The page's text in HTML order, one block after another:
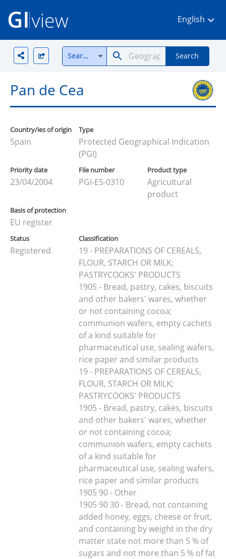
English
Search all Search
Pan de Cea
Country/ies of origin
Spain
Type
Protected Geographical Indication
(PGI)
Priority date
23/04/2004
File number
PGI-ES-0310
Product type
Agricultural
product
Basis of protection
EU register
Status
Registered
Classification
19 - PREPARATIONS OF CEREALS,
FLOUR, STARCH OR MILK;
PASTRYCOOKS' PRODUCTS
1905 - Bread, pastry, cakes, biscuits
and other bakers' wares, whether
or not containing cocoa;
communion wafers, empty cachets
of a kind suitable for
pharmaceutical use, sealing wafers,
rice paper and similar products
19 - PREPARATIONS OF CEREALS,
FLOUR, STARCH OR MILK;
PASTRYCOOKS' PRODUCTS
1905 - Bread, pastry, cakes, biscuits
and other bakers' wares, whether
or not containing cocoa;
communion wafers, empty cachets
of a kind suitable for
pharmaceutical use, sealing wafers,
rice paper and similar products
1905 90 - Other
1905 90 30 - Bread, not containing
added honey, eggs, cheese or fruit,
and containing by weight in the dry
matter state not more than 5 % of
sugars and not more than 5 % of fat